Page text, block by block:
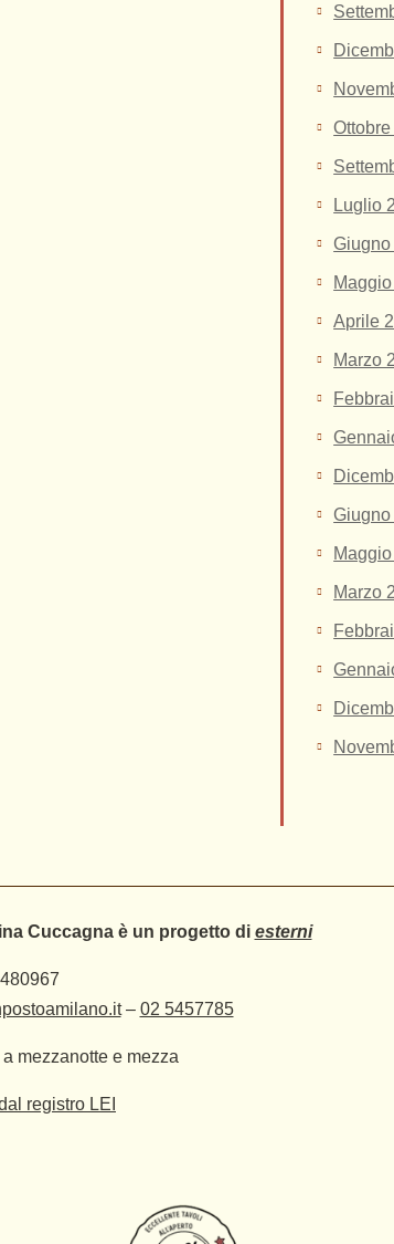
Luglio
Giugno
Aprile
Marzo
Marzo
Cuccagna è un progetto di esterni
– 02 5457785
mezzanotte e mezza
registro LEI